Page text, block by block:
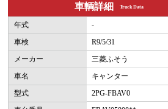
車輌詳細 Truck Data
年式
-
車検
R9/5/31
メーカー
三菱ふそう
車名
キャンター
型式
2PG-FBAV0